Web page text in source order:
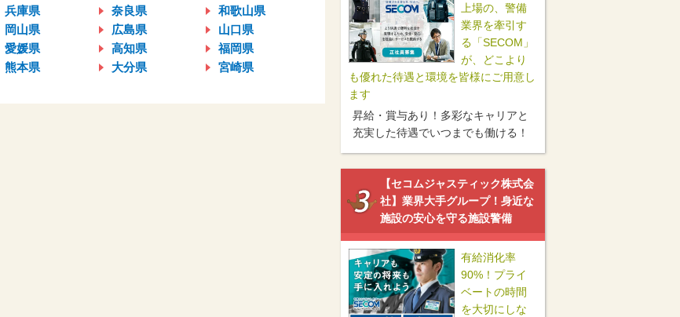
兵庫県 奈良県
和歌山県
岡山県 広島県
山口県
愛媛県 高知県
福岡県
熊本県 大分県
宮崎県
上場の、警備
業界を牽引す
る「SECOM」
が、どこより
も優れた待遇と環境を皆様にご用意し
ます
昇給・賞与あり！多彩なキャリアと
充実した待遇でいつまでも働ける！
【セコムジャスティック株式会
社】業界大手グループ！身近な
施設の安心を守る施設警備
有給消化率
90%！プライ
ベートの時間
を大切にしな